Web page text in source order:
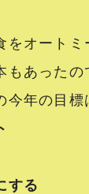
をオートミ
もあったの
今年の目標
する